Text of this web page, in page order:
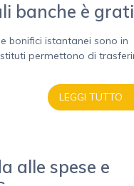
banche è
bonifici istantanei sono in
permettono di
LEGGI TUTTO
alle spese e